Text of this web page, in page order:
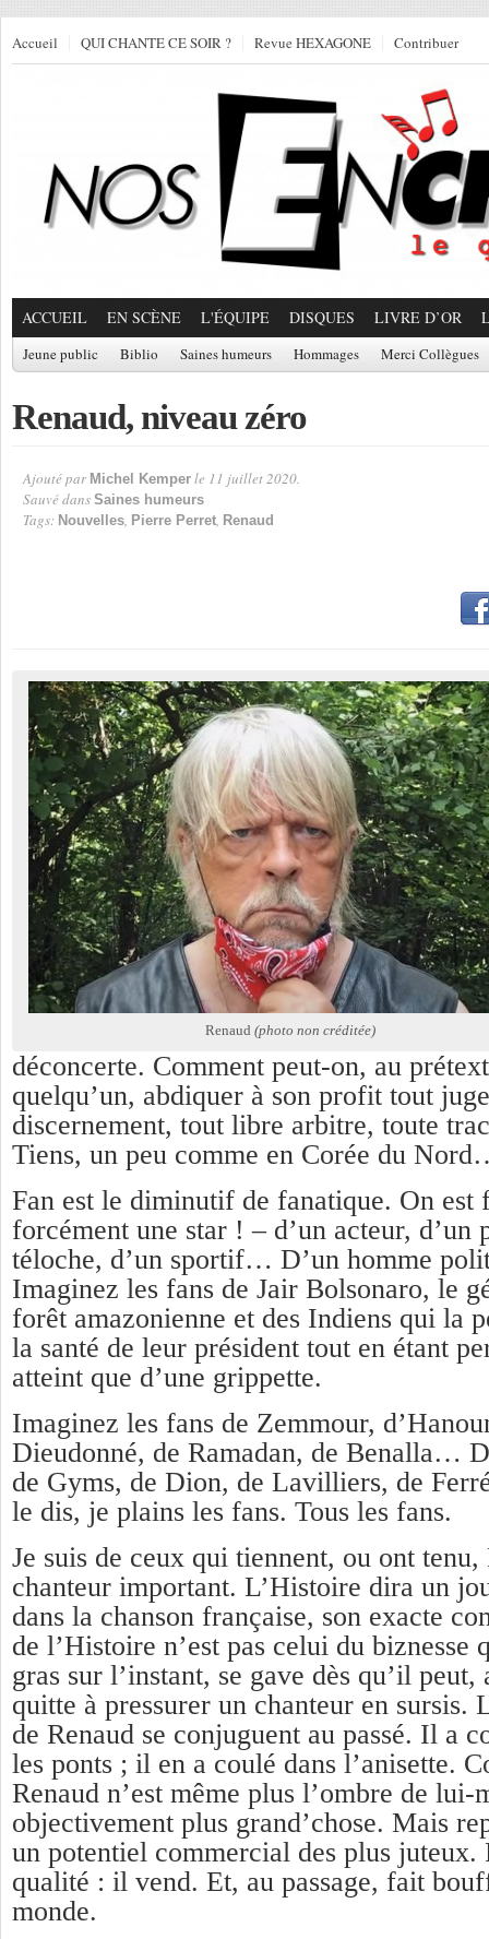
Accueil QUI CHANTE CE SOIR ? Revue HEXAGONE Contribuer
ACCUEIL EN SCÈNE L'ÉQUIPE DISQUES LIVRE D’OR
Jeune public Biblio Saines humeurs Hommages Merci Collègues
Renaud, niveau zéro
Ajouté par Michel Kemper le 11 juillet 2020.
Sauvé dans Saines humeurs
Tags: Nouvelles, Pierre Perret, Renaud
Renaud (photo non créditée)
déconcerte. Comment peut-on, au
quelqu’un, abdiquer à son profit tout
discernement, tout libre arbitre, toute
Tiens, un peu comme en Corée du
Fan est le diminutif de fanatique. On est
forcément une star ! – d’un acteur, d’un
téloche, d’un sportif… D’un homme
Imaginez les fans de Jair Bolsonaro, le
forêt amazonienne et des Indiens qui la
la santé de leur président tout en étant
atteint que d’une grippette.
Imaginez les fans de Zemmour,
Dieudonné, de Ramadan, de Benalla…
de Gyms, de Dion, de Lavilliers, de
le dis, je plains les fans. Tous les fans.
Je suis de ceux qui tiennent, ou ont tenu,
chanteur important. L’Histoire dira un
dans la chanson française, son exacte
de l’Histoire n’est pas celui du
gras sur l’instant, se gave dès qu’il peut,
quitte à pressurer un chanteur en sursis.
de Renaud se conjuguent au passé. Il a
les ponts ; il en a coulé dans l’anisette.
Renaud n’est même plus l’ombre de lui-
objectivement plus grand’chose. Mais
un potentiel commercial des plus juteux.
qualité : il vend. Et, au passage, fait
monde.